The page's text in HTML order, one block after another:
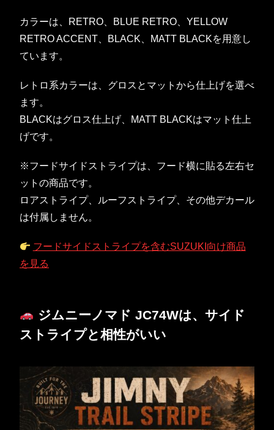
カラーは、RETRO、BLUE RETRO、YELLOW
RETRO ACCENT、BLACK、MATT BLACKを用意し
ています。
レトロ系カラーは、グロスとマットから仕上げを選べ
ます。
BLACKはグロス仕上げ、MATT BLACKはマット仕上
げです。
※フードサイドストライプは、フード横に貼る左右セ
ットの商品です。
ロアストライプ、ルーフストライプ、その他デカール
は付属しません。
フードサイドストライプを含むSUZUKI向け商品
を見る
ジムニーノマド JC74Wは、サイド
ストライプと相性がいい